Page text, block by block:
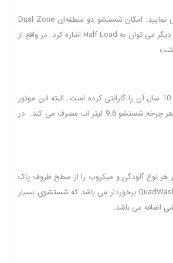
این ظرفشویی یک دستگاه 14 نفره می باشد. یکی از قابلیت های خوب این ظرفشویی سیستم عیب یابی هوشمند می باشد که شما را قادر می کند تا بدون نیاز به تعمیرکار ظرفشویی را عیب یابی نمایید. امکان شستشو دو منطقه‌ای Dual Zone
Wash یکی از قابلیت های جذاب و کاربردی که دما و فشار آب را برای ظروف بالا و پایین متفاوت تعیین می کند تا هر نوع ظروف با شرایطی که مناسبشان است شسته شوند. از قابلیت های کاربردی دیگر می توان به Half Load اشاره کرد. در واقع از
این ظرفشویی دارای موتور Inverter Direct Drive می باشد که در این ماشین‌ ظرفشویی‌ ال جی عملکرد عالی دارد و بسیار قدرتمند است. این موتور از طول عمر طولانی بهر‌ه می‌برد و ال جی تا 10 سال آن را گارانتی کرده است. البته این موتور
مصرف انرژی بسیار پایین تری به نسبت موتورهای معمولی دارد به نحوی که دارای برچسب انرژی A+++ است. از طرفی دیگر این موتور سبب کاهش مصرف آب در حالت کلی خواهد شد که در هر چرخه شستشو 9.6 لیتر اب مصرف می کند. در
کریستالی می شود و تا 30٪ براق تر و تمیز تر می شوند، همچنین بخار هر نوع آلودگی و میکروب را از سطح ظروف پاک
می‌کند. این ظرفشویی دارای قفل کودک می باشد که یک قابلیت بسیار کاربردی می باشد و از تغییر تنظیمات و برنامه های دستگاه جلوگیری خواهد کرد. این محصول از اسپری چهار جهت آب با QuadWash برخوردار می باشد که شستشوی بسیار